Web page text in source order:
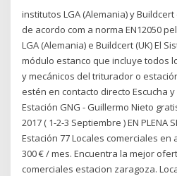
institutos LGA (Alemania) y
de acordo com a norma EN12050
LGA (Alemania) e Buildcert (UK) El
módulo estanco que incluye todos
y mecánicos del triturador o
estén en contacto directo Escucha
Estación GNG - Guillermo Nieto
2017 ( 1-2-3 Septiembre ) EN PLENA
Estación 77 Locales comerciales
300 € / mes. Encuentra la mejor
comerciales estacion zaragoza.